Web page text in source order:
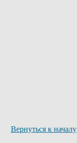
Вернуться к началу